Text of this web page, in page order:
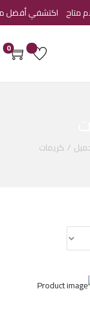
اكتشفي أفضل
0
/ كريمات